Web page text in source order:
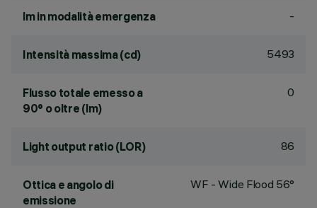
lm in modalità emergenza -
Intensità massima (cd) 5493
Flusso totale emesso a
90° o oltre (lm)
0
Light output ratio (LOR) 86
Ottica e angolo di
emissione
WF - Wide Flood 56°